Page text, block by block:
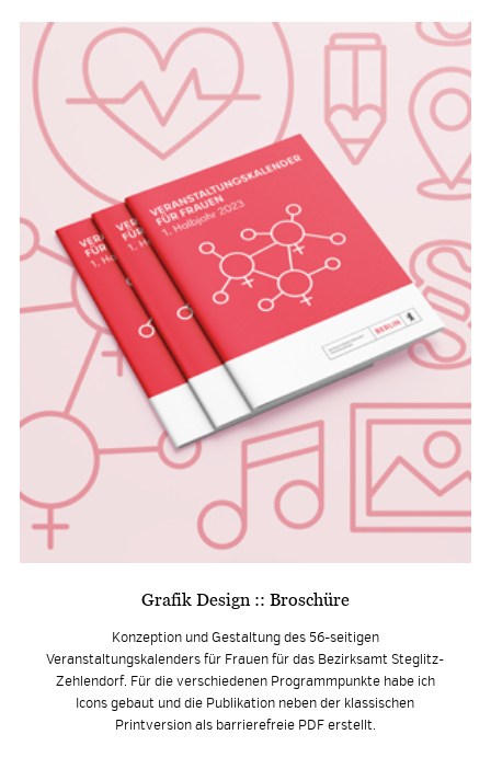
Grafik Design :: Broschüre
Konzeption und Gestaltung des 56-seitigen
Veranstaltungskalenders für Frauen für das Bezirksamt Steglitz-
Zehlendorf. Für die verschiedenen Programmpunkte habe ich
Icons gebaut und die Publikation neben der klassischen
Printversion als barrierefreie PDF erstellt.